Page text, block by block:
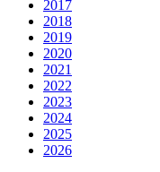
2017
2018
2019
2020
2021
2022
2023
2024
2025
2026